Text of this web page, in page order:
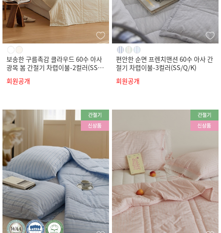
보송한 구름촉감 클라우드 60수 아사
광목 봄 간절기 차렵이불-2컬러(SS/
Q/K)
회원공개
편안한 순면 프렌치맨션 60수 아사 간
절기 차렵이불-3컬러(SS/Q/K)
회원공개